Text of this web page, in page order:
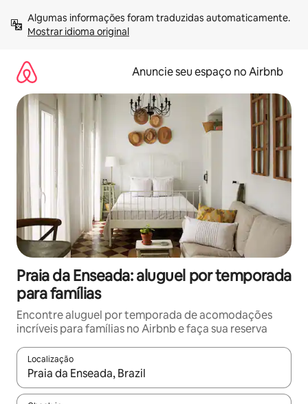
para
Mostrar idioma original
Anuncie seu espaço no Airbnb
Praia da Enseada: aluguel por temporada
para famílias
Encontre aluguel por temporada de acomodações
incríveis para famílias no Airbnb e faça sua reserva
Localização
Quando os resultados estiverem disponíveis, explore-os